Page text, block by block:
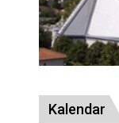
Kalendar